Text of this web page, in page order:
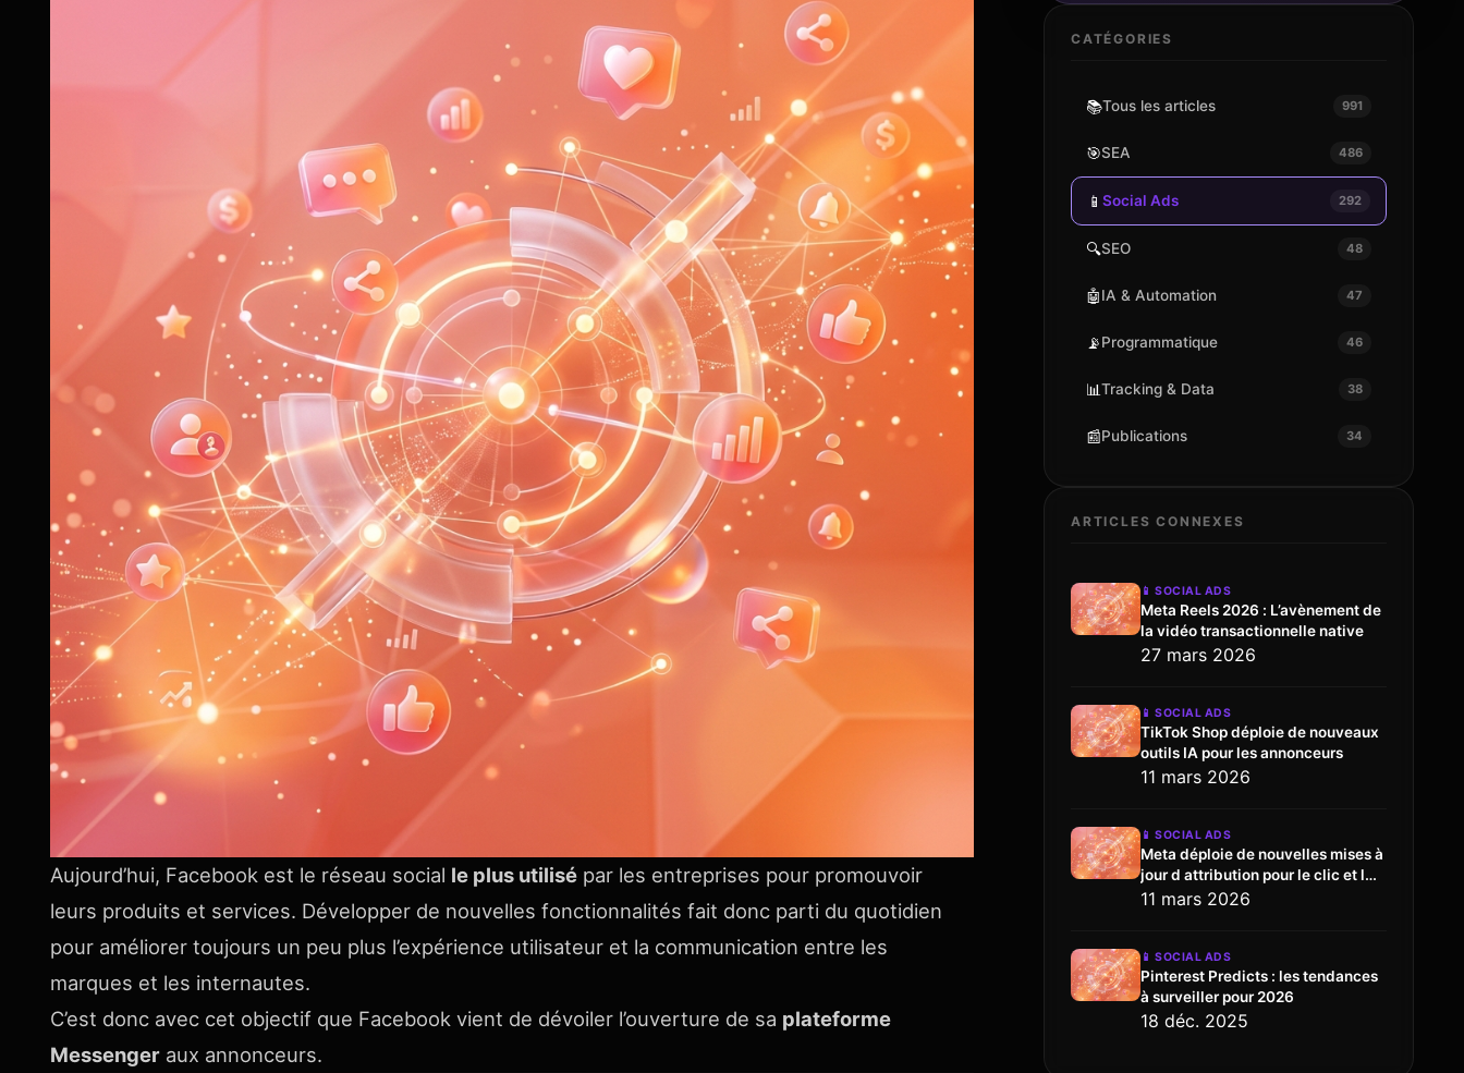
Aujourd’hui, Facebook est le réseau social le plus utilisé par les entreprises pour promouvoir
leurs produits et services. Développer de nouvelles fonctionnalités fait donc parti du quotidien
pour améliorer toujours un peu plus l’expérience utilisateur et la communication entre les
marques et les internautes.
C’est donc avec cet objectif que Facebook vient de dévoiler l’ouverture de sa plateforme
Messenger aux annonceurs.
CATÉGORIES
📚Tous les articles 991
🎯SEA 486
📱 Social Ads 292
🔍SEO 48
🤖IA & Automation 47
📡Programmatique 46
📊Tracking & Data 38
📰Publications 34
ARTICLES CONNEXES
📱 SOCIAL ADS
Meta Reels 2026 : L’avènement de
la vidéo transactionnelle native
27 mars 2026
📱 SOCIAL ADS
TikTok Shop déploie de nouveaux
outils IA pour les annonceurs
11 mars 2026
📱 SOCIAL ADS
Meta déploie de nouvelles mises à
jour d attribution pour le clic et l
engagement
11 mars 2026
📱 SOCIAL ADS
Pinterest Predicts : les tendances
à surveiller pour 2026
18 déc. 2025